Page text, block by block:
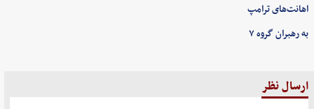
اهانت‌های ترامپ
به رهبران گروه ۷
ارسال نظر